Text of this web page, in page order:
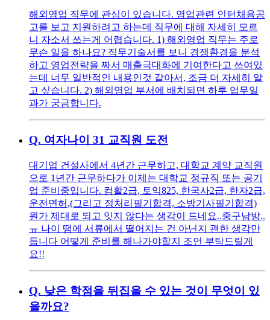
해외영업 직무에 관심이 있습니다. 영업관련 인턴채용공
고를 보고 지원하려고 하는데 직무에 대해 자세히 모르
니 자소서 쓰는게 어렵습니다. 1) 해외영업 직무는 주로
무슨 일을 하나요? 직무기술서를 보니 경쟁환경을 분석
하고 영업전략을 짜서 매출극대화에 기여한다고 쓰여있
는데 너무 일반적인 내용인것 같아서, 조금 더 자세히 알
고 싶습니다. 2) 해외영업 부서에 배치되면 하루 업무일
과가 궁금합니다.
Q. 여자나이 31 교직원 도전
대기업 건설사에서 4년간 근무하고, 대학교 계약 교직원
으로 1년간 근무하다가 이제는 대학교 정규직 또는 공기
업 준비중입니다. 컴활2급, 토익825, 한국사2급, 한자2급,
운전면허,(그리고 정처리필기합격, 소방기사필기합격)
뭔가 제대로 되고 잇지 않다는 생각이 드네요..중구남방..
ㅠ 나이 땜에 서류에서 떨어지는 건 아닌지 괜한 생각만
듭니다 어떻게 준비를 해나가야할지 조언 부탁드릴게
요!!
Q. 낮은 학점을 뒤집을 수 있는 것이 무엇이 있
을까요?